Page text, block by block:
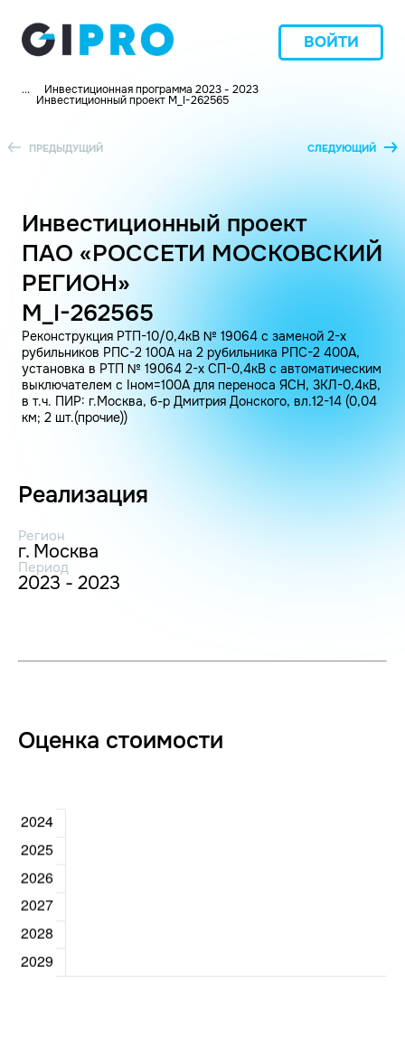
ВОЙТИ
... Инвестиционная программа 2023 - 2023
Инвестиционный проект M_I-262565
ПРЕДЫДУЩИЙ СЛЕДУЮЩИЙ
Инвестиционный проект
ПАО «РОССЕТИ МОСКОВСКИЙ
РЕГИОН»
M_I-262565
Реконструкция РТП-10/0,4кВ № 19064 с заменой 2-х
рубильников РПС-2 100А на 2 рубильника РПС-2 400А,
установка в РТП № 19064 2-х СП-0,4кВ с автоматическим
выключателем с Iном=100А для переноса ЯСН, 3КЛ-0,4кВ,
в т.ч. ПИР: г.Москва, б-р Дмитрия Донского, вл.12-14 (0,04
км; 2 шт.(прочие))
Реализация
Регион
г. Москва
Период
2023 - 2023
Оценка стоимости